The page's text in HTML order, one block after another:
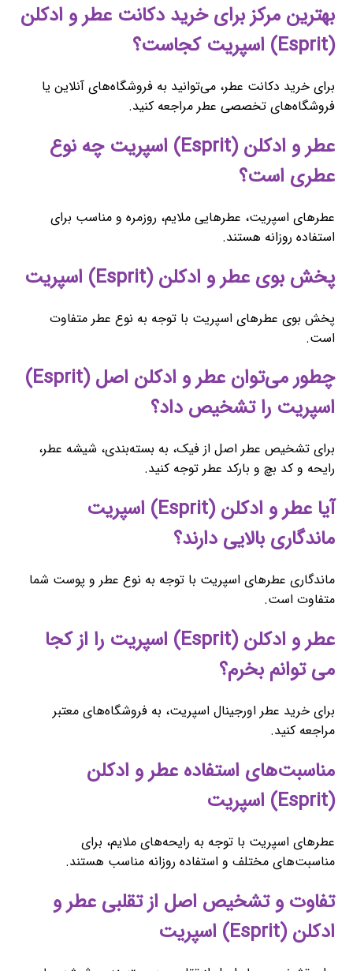
بهترین مرکز برای خرید دکانت عطر و ادکلن
(Esprit) اسپریت کجاست؟
برای خرید دکانت عطر، می‌توانید به فروشگاه‌های آنلاین یا
فروشگاه‌های تخصصی عطر مراجعه کنید.
عطر و ادکلن (Esprit) اسپریت چه نوع
عطری است؟
عطرهای اسپریت، عطرهایی ملایم، روزمره و مناسب برای
استفاده روزانه هستند.
پخش بوی عطر و ادکلن (Esprit) اسپریت
پخش بوی عطرهای اسپریت با توجه به نوع عطر متفاوت
است.
چطور می‌توان عطر و ادکلن اصل (Esprit)
اسپریت را تشخیص داد؟
برای تشخیص عطر اصل از فیک، به بسته‌بندی، شیشه عطر،
رایحه و کد بچ و بارکد عطر توجه کنید.
آیا عطر و ادکلن (Esprit) اسپریت
ماندگاری بالایی دارند؟
ماندگاری عطرهای اسپریت با توجه به نوع عطر و پوست شما
متفاوت است.
عطر و ادکلن (Esprit) اسپریت را از کجا
می توانم بخرم؟
برای خرید عطر اورجینال اسپریت، به فروشگاه‌های معتبر
مراجعه کنید.
مناسبت‌های استفاده عطر و ادکلن
(Esprit) اسپریت
عطرهای اسپریت با توجه به رایحه‌های ملایم، برای
مناسبت‌های مختلف و استفاده روزانه مناسب هستند.
تفاوت و تشخیص اصل از تقلبی عطر و
ادکلن (Esprit) اسپریت